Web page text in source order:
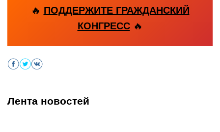
🔥 ПОДДЕРЖИТЕ ГРАЖДАНСКИЙ
КОНГРЕСС🔥
Лента новостей